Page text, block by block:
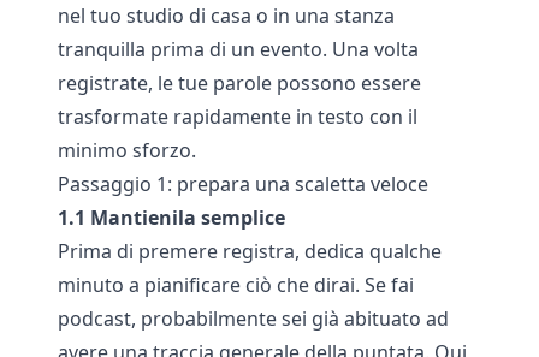
nel tuo studio di casa o in una stanza
tranquilla prima di un evento. Una volta
registrate, le tue parole possono essere
trasformate rapidamente in testo con il
minimo sforzo.
Passaggio 1: prepara una scaletta veloce
1.1 Mantienila semplice
Prima di premere registra, dedica qualche
minuto a pianificare ciò che dirai. Se fai
podcast, probabilmente sei già abituato ad